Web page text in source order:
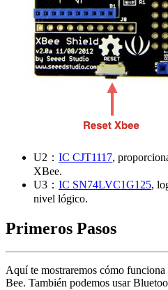
U2： IC CJT1117,
XBee.
U3： IC SN74LVC1G125,
nivel lógico.
Primeros Pasos
Aquí te mostraremos cómo
Bee. También podemos usar